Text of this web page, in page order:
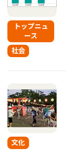
トップニュ
ース
社会
文化